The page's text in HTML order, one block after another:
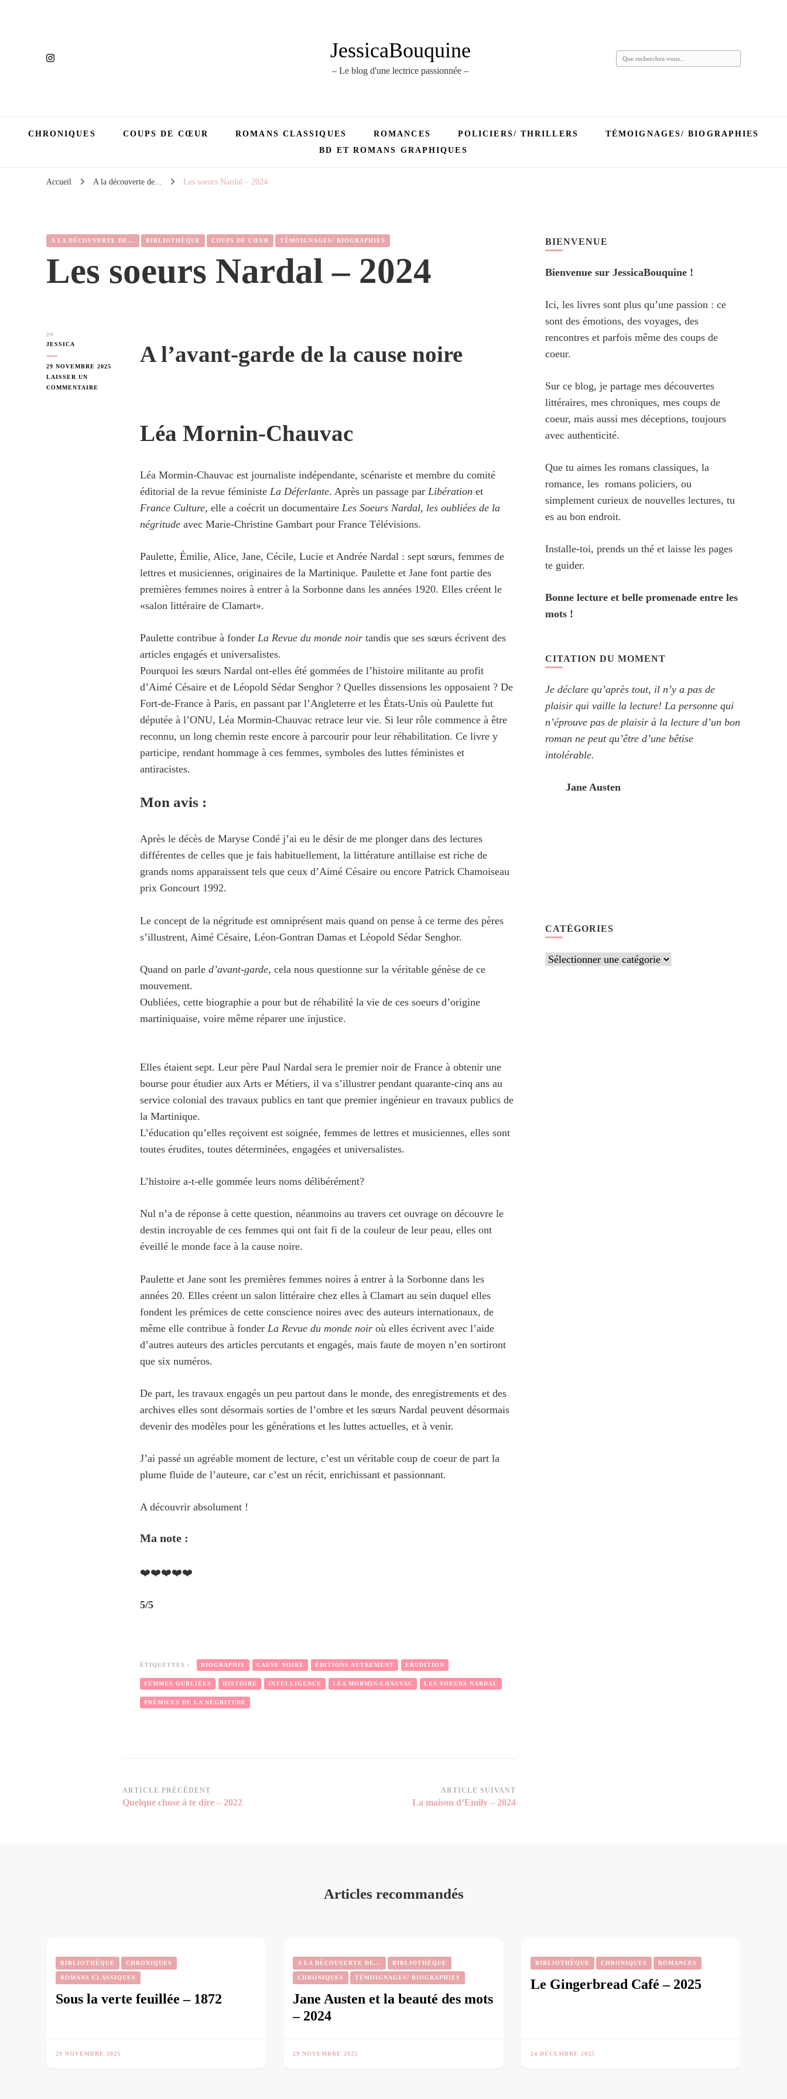
JessicaBouquine
– Le blog d'une lectrice passionnée –
Vous
CHRONIQUES COUPS DE CŒUR ROMANS CLASSIQUES ROMANCES POLICIERS/ THRILLERS
TÉMOIGNAGES/ BIOGRAPHIES
BD ET ROMANS GRAPHIQUES
Accueil A la découverte de... Les soeurs Nardal – 2024
A LA DÉCOUVERTE DE... BIBLIOTHÈQUE COUPS DE CŒUR TÉMOIGNAGES/ BIOGRAPHIES
Les soeurs Nardal – 2024
par
JESSICA
29 NOVEMBRE 2025
LAISSER UN
COMMENTAIRE
A l’avant-garde de la cause noire
Léa Mornin-Chauvac
Léa Mormin-Chauvac est journaliste indépendante, scénariste et membre du comité
éditorial de la revue féministe La Déferlante. Après un passage par Libération et
France Culture, elle a coécrit un documentaire Les Soeurs Nardal, les oubliées de la
négritude avec Marie-Christine Gambart pour France Télévisions.
Paulette, Émilie, Alice, Jane, Cécile, Lucie et Andrée Nardal : sept sœurs, femmes de
lettres et musiciennes, originaires de la Martinique. Paulette et Jane font partie des
premières femmes noires à entrer à la Sorbonne dans les années 1920. Elles créent le
«salon littéraire de Clamart».
Paulette contribue à fonder La Revue du monde noir tandis que ses sœurs écrivent des
articles engagés et universalistes.
Pourquoi les sœurs Nardal ont-elles été gommées de l’histoire militante au profit
d’Aimé Césaire et de Léopold Sédar Senghor ? Quelles dissensions les opposaient ? De
Fort-de-France à Paris, en passant par l’Angleterre et les États-Unis où Paulette fut
députée à l’ONU, Léa Mormin-Chauvac retrace leur vie. Si leur rôle commence à être
reconnu, un long chemin reste encore à parcourir pour leur réhabilitation. Ce livre y
participe, rendant hommage à ces femmes, symboles des luttes féministes et
antiracistes.
Mon avis :
Après le décès de Maryse Condé j’ai eu le désir de me plonger dans des lectures
différentes de celles que je fais habituellement, la littérature antillaise est riche de
grands noms apparaissent tels que ceux d’Aimé Césaire ou encore Patrick Chamoiseau
prix Goncourt 1992.
Le concept de la négritude est omniprésent mais quand on pense à ce terme des pères
s’illustrent, Aimé Césaire, Léon-Gontran Damas et Léopold Sédar Senghor.
Quand on parle d’avant-garde, cela nous questionne sur la véritable génèse de ce
mouvement.
Oubliées, cette biographie a pour but de réhabilité la vie de ces soeurs d’origine
martiniquaise, voire même réparer une injustice.
Elles étaient sept. Leur père Paul Nardal sera le premier noir de France à obtenir une
bourse pour étudier aux Arts er Métiers, il va s’illustrer pendant quarante-cinq ans au
service colonial des travaux publics en tant que premier ingénieur en travaux publics de
la Martinique.
L’éducation qu’elles reçoivent est soignée, femmes de lettres et musiciennes, elles sont
toutes érudites, toutes déterminées, engagées et universalistes.
L’histoire a-t-elle gommée leurs noms délibérément?
Nul n’a de réponse à cette question, néanmoins au travers cet ouvrage on découvre le
destin incroyable de ces femmes qui ont fait fi de la couleur de leur peau, elles ont
éveillé le monde face à la cause noire.
Paulette et Jane sont les premières femmes noires à entrer à la Sorbonne dans les
années 20. Elles créent un salon littéraire chez elles à Clamart au sein duquel elles
fondent les prémices de cette conscience noires avec des auteurs internationaux, de
même elle contribue à fonder La Revue du monde noir où elles écrivent avec l’aide
d’autres auteurs des articles percutants et engagés, mais faute de moyen n’en sortiront
que six numéros.
De part, les travaux engagés un peu partout dans le monde, des enregistrements et des
archives elles sont désormais sorties de l’ombre et les sœurs Nardal peuvent désormais
devenir des modèles pour les générations et les luttes actuelles, et à venir.
J’ai passé un agréable moment de lecture, c’est un véritable coup de coeur de part la
plume fluide de l’auteure, car c’est un récit, enrichissant et passionnant.
A découvrir absolument !
Ma note :
❤️❤️❤️❤️❤️
5/5
ÉTIQUETTES : BIOGRAPHIE CAUSE NOIRE ÉDITIONS AUTREMENT ERUDITION
FEMMES OUBLIÉES HISTOIRE INTELLIGENCE LÉA MORMIN-CHAUVAC LES SOEURS NARDAL
PRÉMICES DE LA NÉGRITUDE
Navigation
d’article
ARTICLE PRÉCÉDENT
Quelque chose à te dire – 2022
ARTICLE SUIVANT
La maison d’Emily – 2024
BIENVENUE
Bienvenue sur JessicaBouquine !
Ici, les livres sont plus qu’une passion : ce
sont des émotions, des voyages, des
rencontres et parfois même des coups de
coeur.
Sur ce blog, je partage mes découvertes
littéraires, mes chroniques, mes coups de
coeur, mais aussi mes déceptions, toujours
avec authenticité.
Que tu aimes les romans classiques, la
romance, les romans policiers, ou
simplement curieux de nouvelles lectures, tu
es au bon endroit.
Installe-toi, prends un thé et laisse les pages
te guider.
Bonne lecture et belle promenade entre les
mots !
CITATION DU MOMENT
Je déclare qu’après tout, il n’y a pas de
plaisir qui vaille la lecture! La personne qui
n’éprouve pas de plaisir à la lecture d’un bon
roman ne peut qu’être d’une bêtise
intolérable.
Jane Austen
CATÉGORIES
Catégories
Articles recommandés
BIBLIOTHÈQUE CHRONIQUES
ROMANS CLASSIQUES
Sous la verte feuillée – 1872
29 NOVEMBRE 2025
A LA DÉCOUVERTE DE... BIBLIOTHÈQUE
CHRONIQUES TÉMOIGNAGES/ BIOGRAPHIES
Jane Austen et la beauté des mots
– 2024
29 NOVEMBRE 2025
BIBLIOTHÈQUE CHRONIQUES ROMANCES
Le Gingerbread Café – 2025
24 DÉCEMBRE 2025